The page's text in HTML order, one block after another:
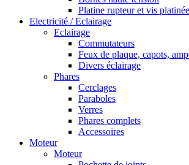
Platine rupteur et vis
Electricité / Eclairage
Eclairage
Commutateurs
Feux de plaque, capots,
Divers éclairage
Phares
Cerclages
Paraboles
Verres
Phares complets
Accessoires
Moteur
Moteur